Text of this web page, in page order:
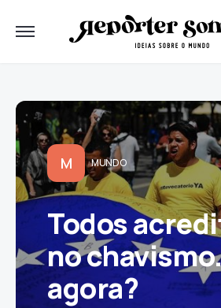
M MUNDO
Todos
no
agora?